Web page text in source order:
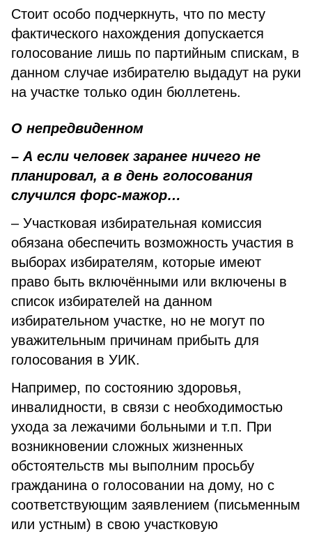
Стоит особо подчеркнуть, что по месту
фактического нахождения допускается
голосование лишь по партийным спискам, в
данном случае избирателю выдадут на руки
на участке только один бюллетень.
О непредвиденном
– А если человек заранее ничего не
планировал, а в день голосования
случился форс-мажор…
– Участковая избирательная комиссия
обязана обеспечить возможность участия в
выборах избирателям, которые имеют
право быть включёнными или включены в
список избирателей на данном
избирательном участке, но не могут по
уважительным причинам прибыть для
голосования в УИК.
Например, по состоянию здоровья,
инвалидности, в связи с необходимостью
ухода за лежачими больными и т.п. При
возникновении сложных жизненных
обстоятельств мы выполним просьбу
гражданина о голосовании на дому, но с
соответствующим заявлением (письменным
или устным) в свою участковую